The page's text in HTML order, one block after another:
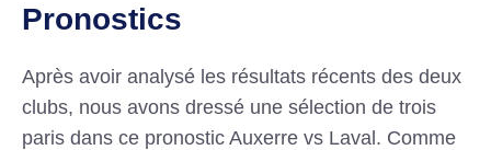
Pronostics
Après avoir analysé les résultats récents des deux
clubs, nous avons dressé une sélection de trois
paris dans ce pronostic Auxerre vs Laval. Comme